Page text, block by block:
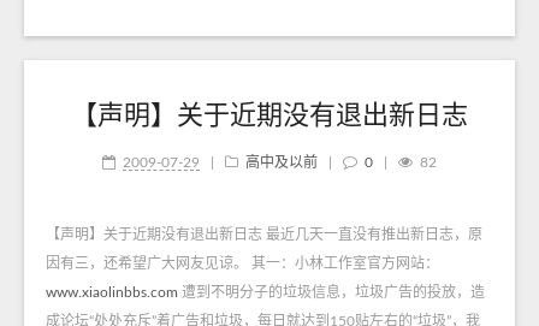
【声明】关于近期没有退出新日志
2009-07-29 高中及以前 0 82
【声明】关于近期没有退出新日志 最近几天一直没有推出新日志，原
因有三，还希望广大网友见谅。 其一：小林工作室官方网站：
www.xiaolinbbs.com 遭到不明分子的垃圾信息，垃圾广告的投放，造
成论坛“处处充斥”着广告和垃圾，每日就达到150贴左右的“垃圾”，我